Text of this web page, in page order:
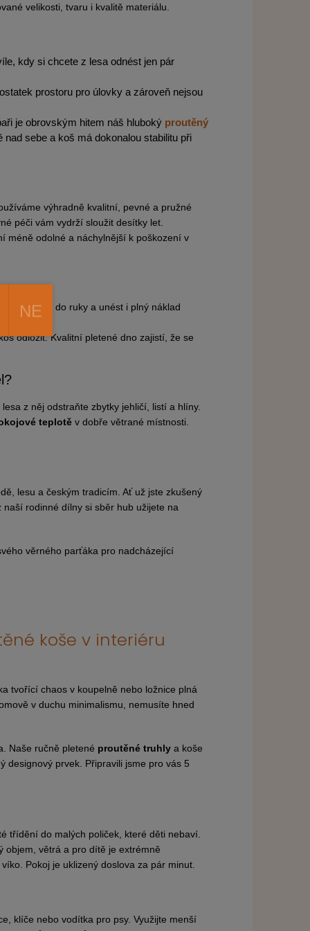
velikosti, tvaru i kvalitě materiálu.
kdy si chcete z lesa odnést jen pár
prostoru pro úlovky a zároveň nejsou
je obrovským hitem náš hluboký proutěný
sebe a koš má dokonalou stabilitu při
výhradně kvalitní, pevné a pružné
péči vám vydrží sloužit desítky let.
méně odolné a náchylnější k poškození v
padnout do ruky a unést i plný náklad
odložit. Kvalitní pletené dno zajistí, že se
z něj odstraňte zbytky jehličí, listí a hlíny.
teplotě v dobře větrané místnosti.
lesu a českým tradicím. Ať už jste zkušený
rodinné dílny si sběr hub užijete na
věrného parťáka pro nadcházející
koše v interiéru
tvořící chaos v koupelně nebo ložnice plná
v duchu minimalismu, nemusíte hned
Naše ručně pletené proutěné truhly a koše
designový prvek. Připravili jsme pro vás 5
třídění do malých poliček, které děti nebaví.
objem, větrá a pro dítě je extrémně
Pokoj je uklizený doslova za pár minut.
klíče nebo vodítka pro psy. Využijte menší
NE